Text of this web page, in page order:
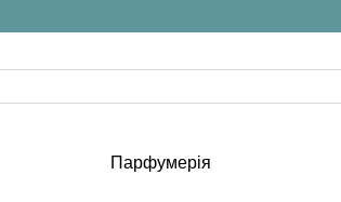
Парфумерія